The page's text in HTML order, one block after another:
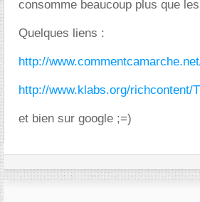
consomme beaucoup plus que
Quelques liens :
http://
http://www.klabs.org/richcontent/
et bien sur google ;=)